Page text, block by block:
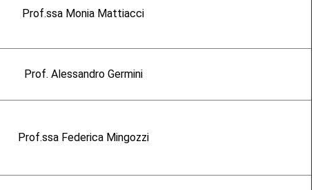
Prof.ssa Monia Mattiacci
Prof. Alessandro Germini
Prof.ssa Federica Mingozzi